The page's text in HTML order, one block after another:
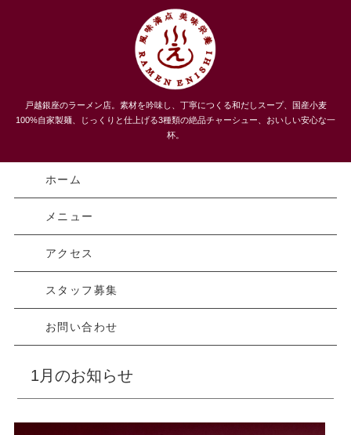
うまい！３種類のチャーシューメン、自家製麺 らーめんえにし
｜戸越｜品川区
戸越銀座のラーメン店。素材を吟味し、丁寧につくる和だしスープ、国産小麦
100%自家製麺、じっくりと仕上げる3種類の絶品チャーシュー、おいしい安心な一
杯。
ホーム
メニュー
アクセス
スタッフ募集
お問い合わせ
1月のお知らせ